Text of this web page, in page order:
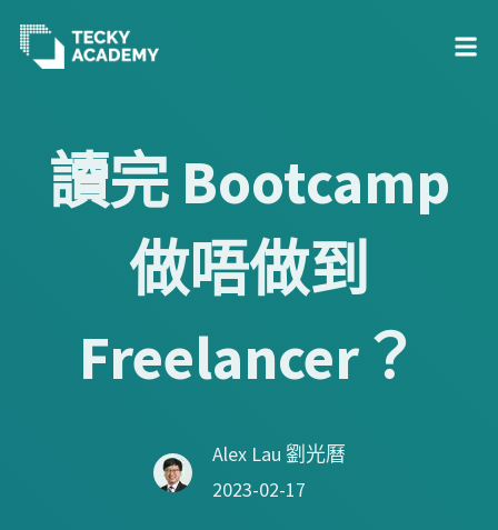
讀完 Bootcamp
做唔做到
Freelancer？
Alex Lau 劉光曆
2023-02-17